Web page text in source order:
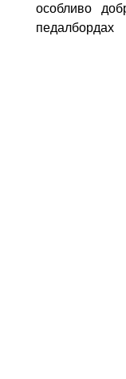
особливо
педалбордах